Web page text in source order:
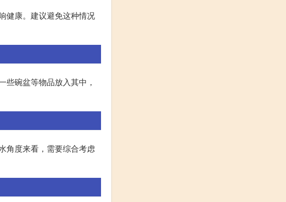
健康。建议避免这种情况
碗盆等物品放入其中，
角度来看，需要综合考虑